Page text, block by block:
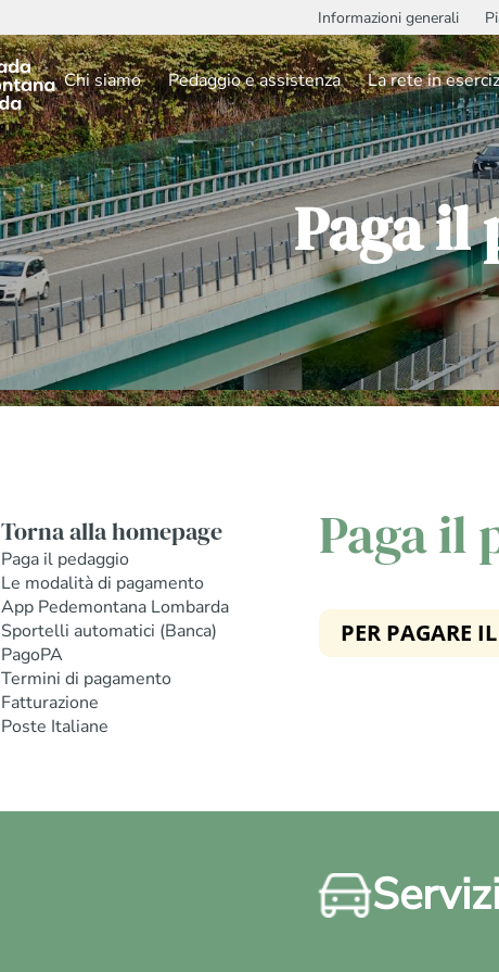
Informazioni generali
Chi siamo Pedaggio e assistenza La rete in
Paga il
Torna alla homepage
Paga il pedaggio
Le modalità di pagamento
App Pedemontana Lombarda
Sportelli automatici (Banca)
PagoPA
Termini di pagamento
Fatturazione
Poste Italiane
Paga il
PER PAGARE